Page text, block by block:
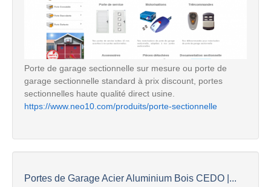
Porte de garage sectionnelle sur mesure ou porte de
garage sectionnelle standard à prix discount, portes
sectionnelles haute qualité direct usine.
https://www.neo10.com/produits/porte-sectionnelle
Portes de Garage Acier Aluminium Bois CEDO |...